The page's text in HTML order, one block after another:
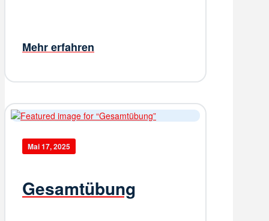
Mehr erfahren
Mai 17, 2025
Gesamtübung